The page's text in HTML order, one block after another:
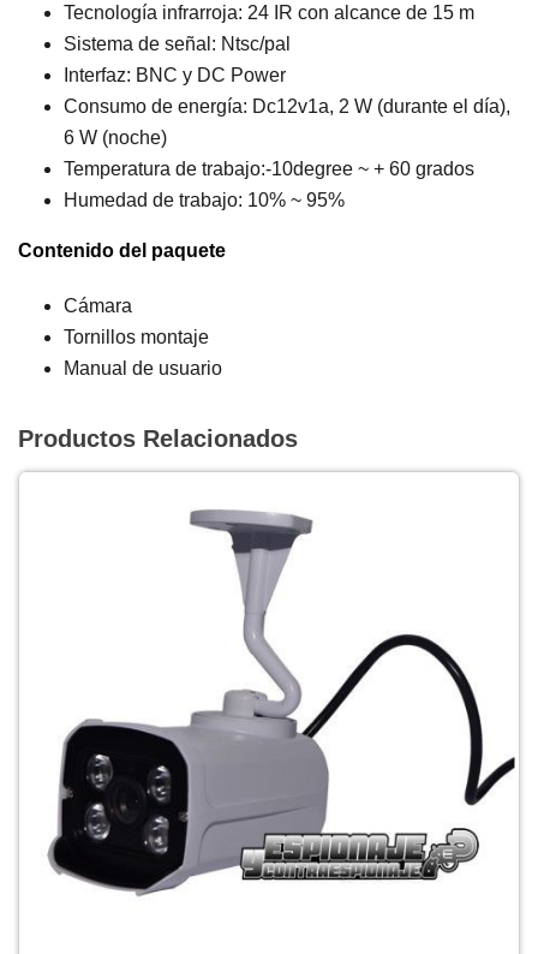
Tecnología infrarroja: 24 IR con alcance de 15 m
Sistema de señal: Ntsc/pal
Interfaz: BNC y DC Power
Consumo de energía: Dc12v1a, 2 W (durante el día),
6 W (noche)
Temperatura de trabajo:-10degree ~ + 60 grados
Humedad de trabajo: 10% ~ 95%
Contenido del paquete
Cámara
Tornillos montaje
Manual de usuario
Productos Relacionados